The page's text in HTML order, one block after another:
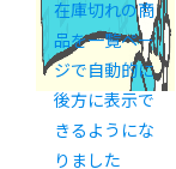
在庫切れの商
品を一覧ペー
ジで自動的に
後方に表示で
きるようにな
りました